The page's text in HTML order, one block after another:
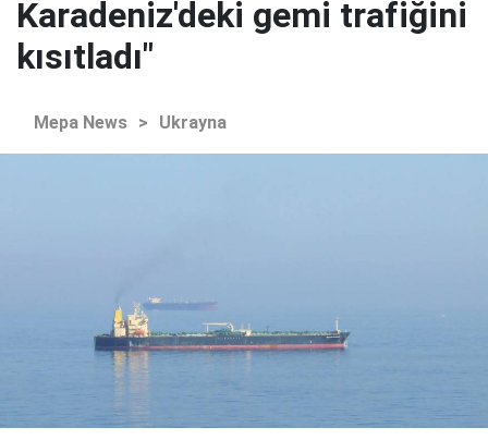
Karadeniz'deki gemi trafiğini
kısıtladı"
Mepa News > Ukrayna